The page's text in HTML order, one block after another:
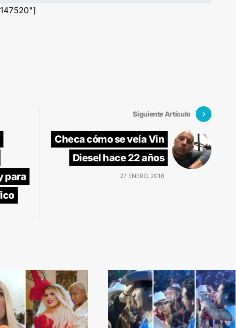
para
Siguiente Artículo
Checa cómo se veía Vin
Diesel hace 22 años
27 ENERO, 2016